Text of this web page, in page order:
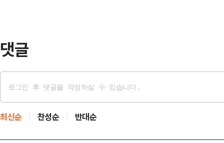
댓글
최신순 찬성순 반대순